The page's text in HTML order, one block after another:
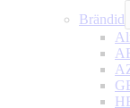
Brändid